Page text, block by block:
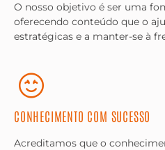
O nosso objetivo é ser uma
oferecendo conteúdo que o
estratégicas e a manter-se à
CONHECIMENTO COM SUCESSO
Acreditamos que o